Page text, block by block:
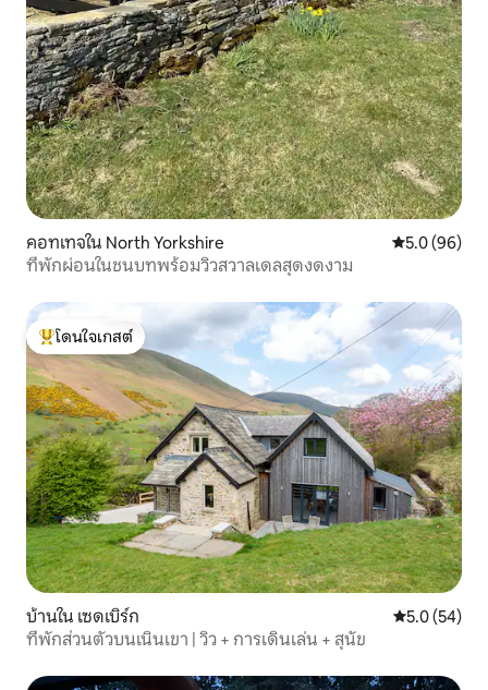
คอทเทจใน North Yorkshire คะแนนเฉลี่ย
5.0 (96)
ที่พักผ่อนในชนบทพร้อมวิวสวาลเดลสุดงดงาม
โดนใจเกสต์ที่สุด
โดนใจเกสต์
บ้านใน เซดเบิร์ก คะแนนเฉลี่ย
5.0 (54)
ที่พักส่วนตัวบนเนินเขา | วิว + การเดินเล่น + สุนัข